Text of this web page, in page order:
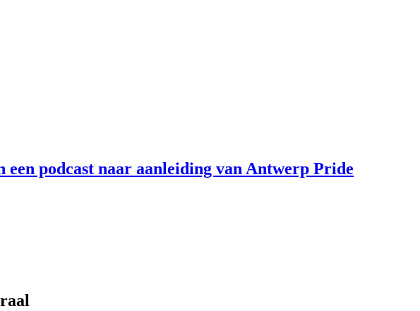
podcast naar aanleiding van Antwerp Pride